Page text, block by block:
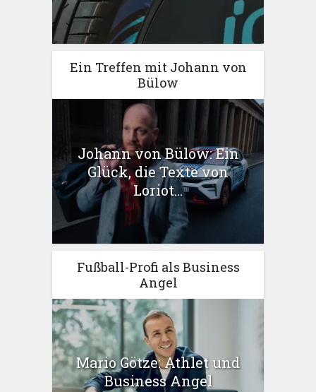
Ein Treffen mit Johann von
Bülow
Johann von Bülow: Ein
Glück, die Texte von
Loriot...
Fußball-Profi als Business
Angel
Mario Götze: Athlet und
Business Angel